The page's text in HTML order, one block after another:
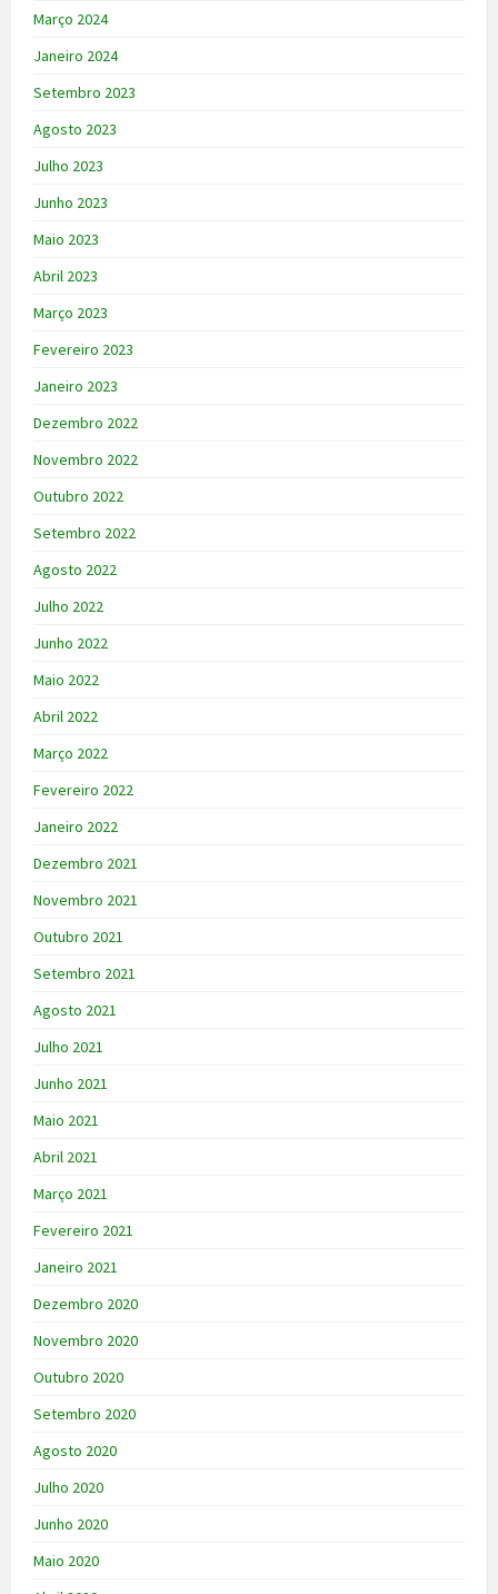
Março 2024
Janeiro 2024
Setembro 2023
Agosto 2023
Julho 2023
Junho 2023
Maio 2023
Abril 2023
Março 2023
Fevereiro 2023
Janeiro 2023
Dezembro 2022
Novembro 2022
Outubro 2022
Setembro 2022
Agosto 2022
Julho 2022
Junho 2022
Maio 2022
Abril 2022
Março 2022
Fevereiro 2022
Janeiro 2022
Dezembro 2021
Novembro 2021
Outubro 2021
Setembro 2021
Agosto 2021
Julho 2021
Junho 2021
Maio 2021
Abril 2021
Março 2021
Fevereiro 2021
Janeiro 2021
Dezembro 2020
Novembro 2020
Outubro 2020
Setembro 2020
Agosto 2020
Julho 2020
Junho 2020
Maio 2020